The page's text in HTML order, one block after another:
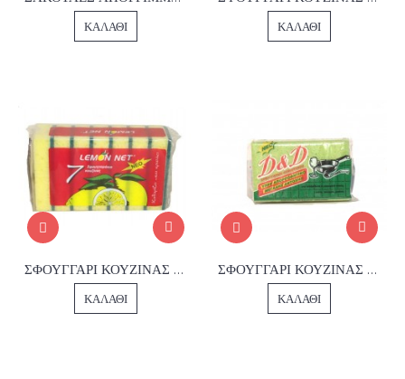
ΚΑΛΆΘΙ ΚΑΛΆΘΙ
ΣΦΟΥΓΓΑΡΙ ΚΟΥΖΙΝΑΣ 7 ΤΕΜΑΧΙΩΝ
ΚΑΛΆΘΙ
ΣΦΟΥΓΓΑΡΙ ΚΟΥΖΙΝΑΣ ΥΔΡΟΦΙΛΟ
ΚΑΛΆΘΙ